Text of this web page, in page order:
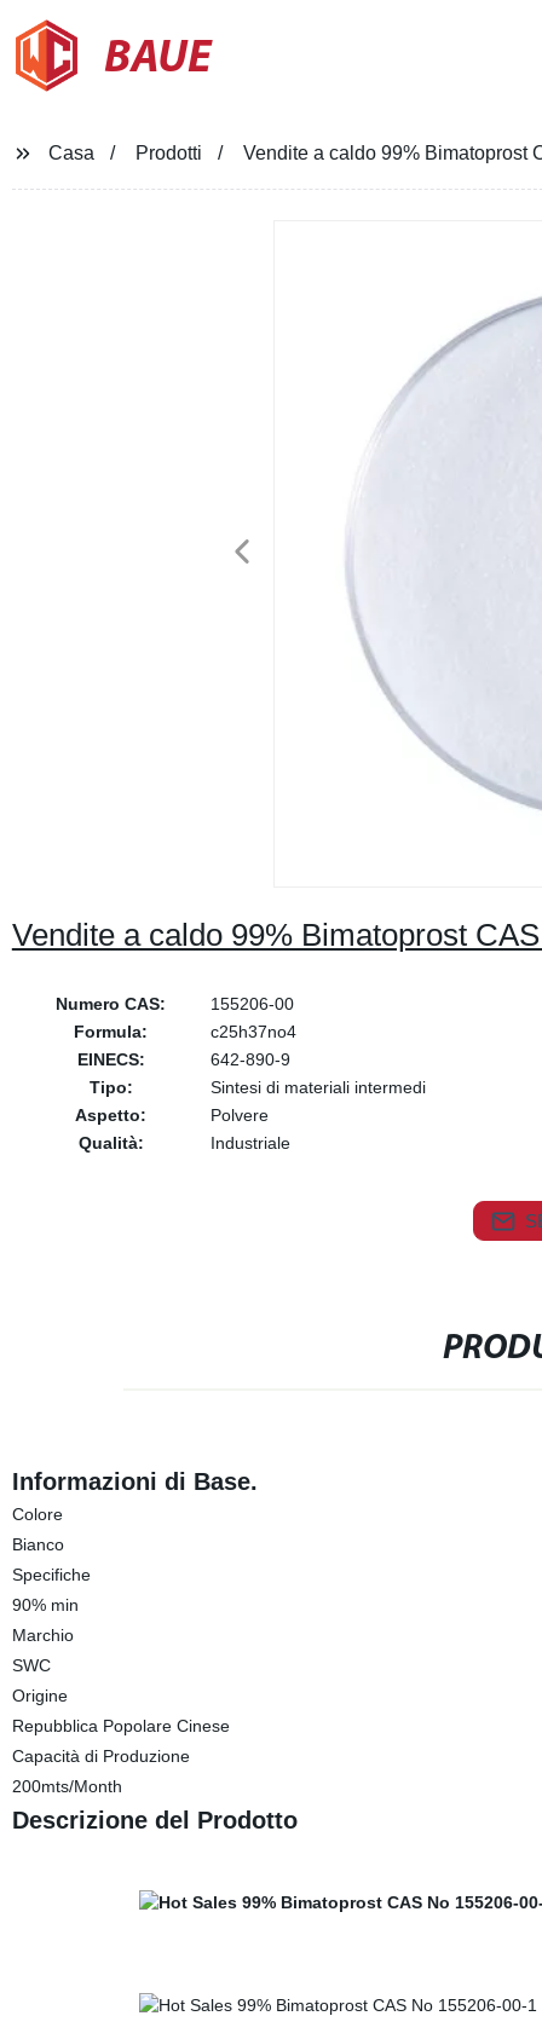
BAUE
Casa Prodotti Vendite a caldo 99% Bimatoprost
Vendite a caldo 99% Bimatoprost
Numero CAS:
155206-00
Formula:
c25h37no4
EINECS:
642-890-9
Tipo:
Sintesi di materiali intermedi
Aspetto:
Polvere
Qualità:
Industriale
Informazioni di Base.
Colore
Bianco
Specifiche
90% min
Marchio
SWC
Origine
Repubblica Popolare Cinese
Capacità di Produzione
200mts/Month
Descrizione del Prodotto